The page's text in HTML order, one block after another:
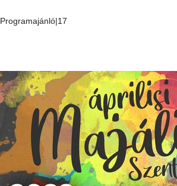
Programajánló|17